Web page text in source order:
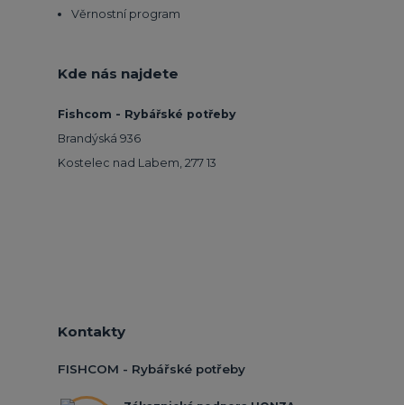
Věrnostní program
Kde nás najdete
Fishcom - Rybářské potřeby
Brandýská 936
Kostelec nad Labem, 277 13
Kontakty
FISHCOM - Rybářské potřeby